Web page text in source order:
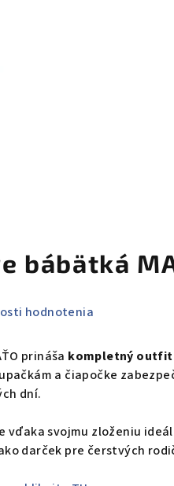
bábätká
hodnotenia
prináša kompletný outfit
a čiapočke
dní.
vďaka svojmu zloženiu
darček pre čerstvých